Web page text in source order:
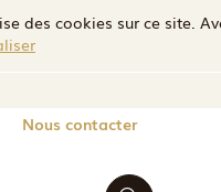
des cookies sur ce site.
Nous contacter